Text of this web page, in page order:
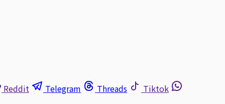
Reddit Telegram Threads Tiktok